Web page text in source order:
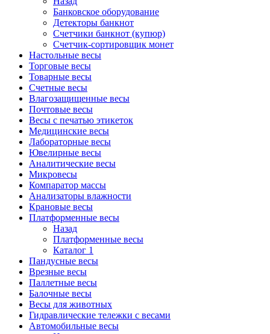
Банковское оборудование
Детекторы банкнот
Cчетчики банкнот (купюр)
Счетчик-сортировщик монет
Настольные весы
Торговые весы
Товарные весы
Счетные весы
Влагозащищенные весы
Почтовые весы
Весы с печатью этикеток
Медицинские весы
Лабораторные весы
Ювелирные весы
Аналитические весы
Микровесы
Компаратор массы
Анализаторы влажности
Крановые весы
Платформенные весы
Назад
Платформенные весы
Каталог 1
Пандусные весы
Врезные весы
Паллетные весы
Балочные весы
Весы для животных
Гидравлические тележки с весами
Автомобильные весы